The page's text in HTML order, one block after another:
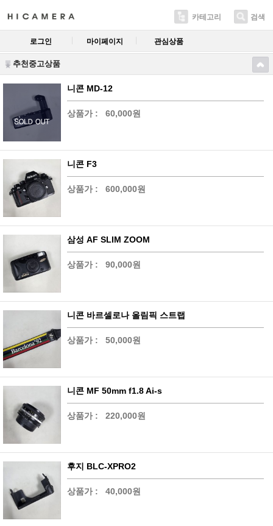
카테고리 검색
로그인 마이페이지 관심상품
추천중고상품
니콘 MD-12
상품가 : 60,000원
니콘 F3
상품가 : 600,000원
삼성 AF SLIM ZOOM
상품가 : 90,000원
니콘 바르셀로나 올림픽 스트랩
상품가 : 50,000원
니콘 MF 50mm f1.8 Ai-s
상품가 : 220,000원
후지 BLC-XPRO2
상품가 : 40,000원